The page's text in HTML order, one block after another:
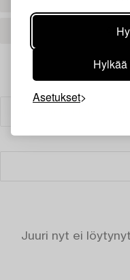
Hylkää
Asetukset
Juuri nyt ei